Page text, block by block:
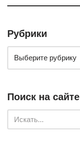
Рубрики
Поиск на сайте